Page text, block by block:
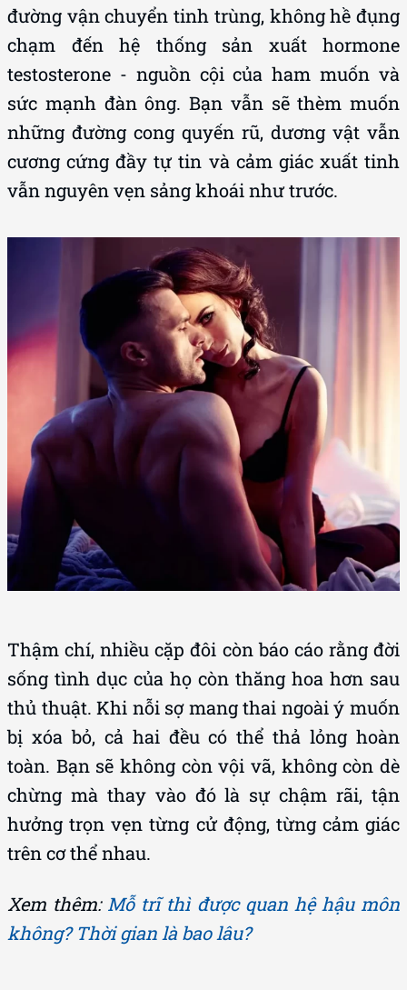
đường vận chuyển tinh trùng, không hề đụng
chạm đến hệ thống sản xuất hormone
testosterone - nguồn cội của ham muốn và
sức mạnh đàn ông. Bạn vẫn sẽ thèm muốn
những đường cong quyến rũ, dương vật vẫn
cương cứng đầy tự tin và cảm giác xuất tinh
vẫn nguyên vẹn sảng khoái như trước.
Thậm chí, nhiều cặp đôi còn báo cáo rằng đời
sống tình dục của họ còn thăng hoa hơn sau
thủ thuật. Khi nỗi sợ mang thai ngoài ý muốn
bị xóa bỏ, cả hai đều có thể thả lỏng hoàn
toàn. Bạn sẽ không còn vội vã, không còn dè
chừng mà thay vào đó là sự chậm rãi, tận
hưởng trọn vẹn từng cử động, từng cảm giác
trên cơ thể nhau.
Xem thêm: Mỗ trĩ thì được quan hệ hậu môn
không? Thời gian là bao lâu?